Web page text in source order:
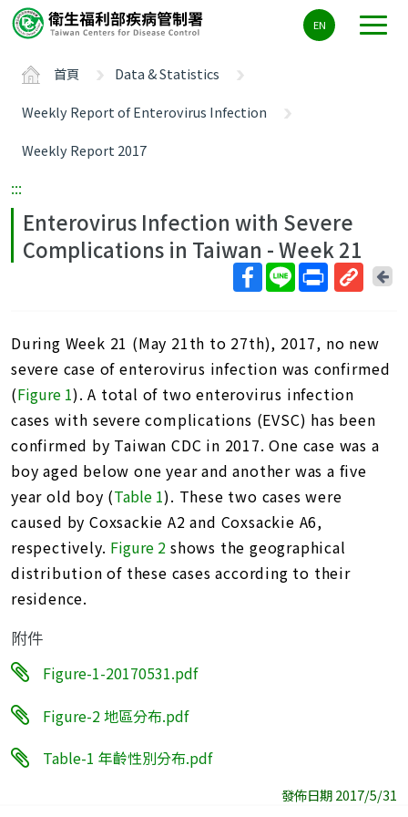
要
ALT+C
EN
首頁
Data & Statistics
Weekly Report of Enterovirus Infection
Weekly Report 2017
:::
Enterovirus Infection with Severe
Complications in Taiwan - Week 21
短
網
址
回
During Week 21 (May 21th to 27th), 2017, no new
severe case of enterovirus infection was confirmed
(Figure 1). A total of two enterovirus infection
cases with severe complications (EVSC) has been
confirmed by Taiwan CDC in 2017. One case was a
boy aged below one year and another was a five
year old boy (Table 1). These two cases were
caused by Coxsackie A2 and Coxsackie A6,
respectively. Figure 2 shows the geographical
distribution of these cases according to their
residence.
附件
Figure-1-20170531.pdf
Figure-2 地區分布.pdf
Table-1 年齡性別分布.pdf
發佈日期 2017/5/31